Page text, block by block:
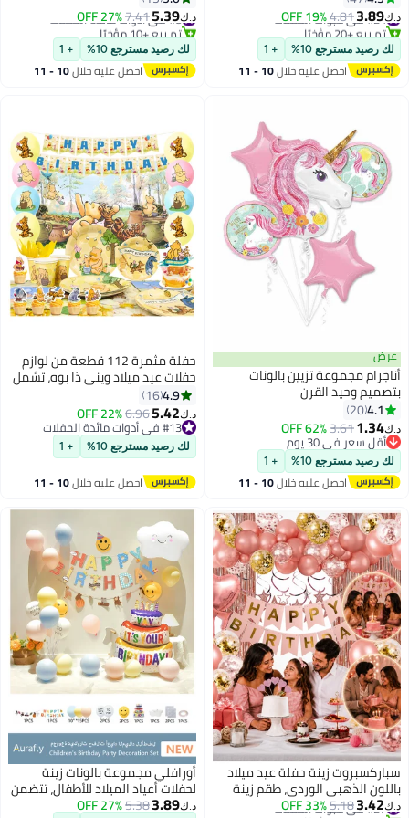
لافتة عيد ميلاد سعيد
د.ك‏3.89
4.81
19% OFF #24 في عبوات الحفلات
تم بيع +20 مؤخرًا
#24 في عبوات الحفلات
لك رصيد مسترجع 10% + 1
احصل عليه خلال 10 - 11
منها ذات طابع ميني خلفية لافتة
لافتة أطباق ورقية
د.ك‏5.39
7.41
27% OFF #8 في أدوات مائدة الحفلات
تم بيع +10 مؤخرًا
#8 في أدوات مائدة الحفلات
لك رصيد مسترجع 10% + 1
احصل عليه خلال 10 - 11
عرض
أناجرام مجموعة تزيين بالونات
بتصميم وحيد القرن
4.1
20
د.ك‏1.34
3.61
62% OFF
أقل سعر في 30 يوم
أقل سعر في 30 يوم
لك رصيد مسترجع 10% + 1
احصل عليه خلال 10 - 11
حفلة مثمرة 112 قطعة من لوازم
حفلات عيد ميلاد ويني ذا بوه، تشمل
لافتة عيد ميلاد سعيد وأدوات مائدة
يمكن التخلص منها بالونات لاتكس
خلفية بالونات مطاطية أطباق
مناديل مناديل غطاء كيك وغطاء
طاولة وغيرها من زينة حفلات ويني
ذا بوو
4.9
16
د.ك‏5.42
6.96
22% OFF
#13 في أدوات مائدة الحفلات
#13 في أدوات مائدة الحفلات
لك رصيد مسترجع 10% + 1
احصل عليه خلال 10 - 11
سباركسبروت زينة حفلة عيد ميلاد
باللون الذهبي الوردي، طقم زينة
للحفلات مكون من 64 قطعة، يشمل د.ك‏3.42
5.18
33% OFF #27 في عبوات الحفلات
أورافلي مجموعة بالونات زينة
لحفلات أعياد الميلاد للأطفال، تتضمن
لافتة علم عيد الميلاد السعيد،
د.ك‏3.89
5.38
27% OFF